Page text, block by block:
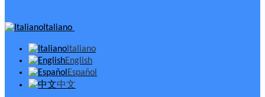
Italiano
Italiano
English
Español
中文